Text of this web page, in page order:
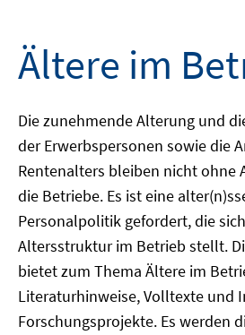
Ältere im
Die zunehmende Alterung und
der Erwerbspersonen sowie die
Rentenalters bleiben nicht ohne
die Betriebe. Es ist eine
Personalpolitik gefordert, die
Altersstruktur im Betrieb stellt.
bietet zum Thema Ältere im
Literaturhinweise, Volltexte und
Forschungsprojekte. Es werden